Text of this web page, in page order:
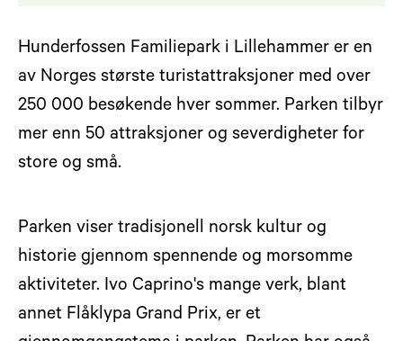
Hunderfossen Familiepark i Lillehammer er en
av Norges største turistattraksjoner med over
250 000 besøkende hver sommer. Parken tilbyr
mer enn 50 attraksjoner og severdigheter for
store og små.
Parken viser tradisjonell norsk kultur og
historie gjennom spennende og morsomme
aktiviteter. Ivo Caprino's mange verk, blant
annet Flåklypa Grand Prix, er et